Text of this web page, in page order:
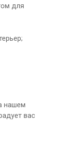
для
нашем
вас